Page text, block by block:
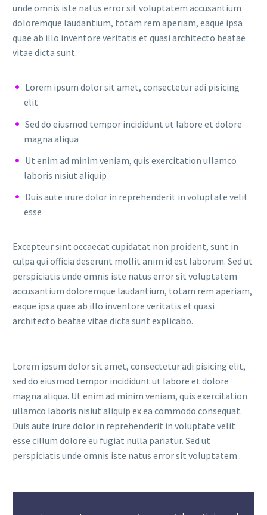
unde omnis iste natus error sit voluptatem accusantium
doloremque laudantium, totam rem aperiam, eaque ipsa
quae ab illo inventore veritatis et quasi architecto beatae
vitae dicta sunt.
Lorem ipsum dolor sit amet, consectetur adi pisicing
elit
Sed do eiusmod tempor incididunt ut labore et dolore
magna aliqua
Ut enim ad minim veniam, quis exercitation ullamco
laboris nisiut aliquip
Duis aute irure dolor in reprehenderit in voluptate velit
esse
Excepteur sint occaecat cupidatat non proident, sunt in
culpa qui officia deserunt mollit anim id est laborum. Sed ut
perspiciatis unde omnis iste natus error sit voluptatem
accusantium doloremque laudantium, totam rem aperiam,
eaque ipsa quae ab illo inventore veritatis et quasi
architecto beatae vitae dicta sunt explicabo.
Lorem ipsum dolor sit amet, consectetur adi pisicing elit,
sed do eiusmod tempor incididunt ut labore et dolore
magna aliqua. Ut enim ad minim veniam, quis exercitation
ullamco laboris nisiut aliquip ex ea commodo consequat.
Duis aute irure dolor in reprehenderit in voluptate velit
esse cillum dolore eu fugiat nulla pariatur. Sed ut
perspiciatis unde omnis iste natus error sit voluptatem .